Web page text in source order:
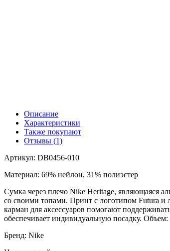
Описание
Характеристики
Также покупают
Отзывы (1)
Артикул: DB0456-010
Материал: 69% нейлон, 31% полиэстер
Сумка через плечо Nike Heritage, являющаяся
со своими топами. Принт с логотипом Futura и
карман для аксессуаров помогают
обеспечивает индивидуальную посадку.
Бренд: Nike